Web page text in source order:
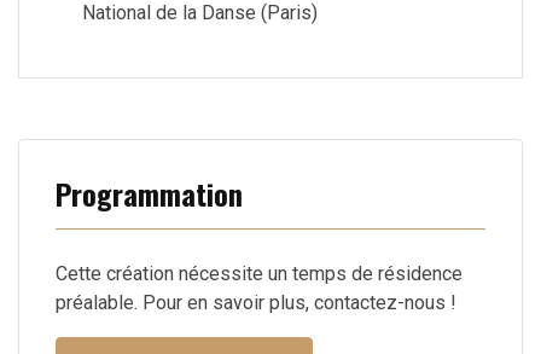
National de la Danse (Paris)
Programmation
Cette création nécessite un temps de résidence
préalable. Pour en savoir plus, contactez-nous !